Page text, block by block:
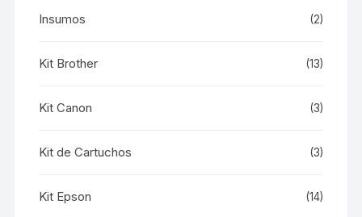
Insumos (2)
Kit Brother (13)
Kit Canon (3)
Kit de Cartuchos (3)
Kit Epson (14)